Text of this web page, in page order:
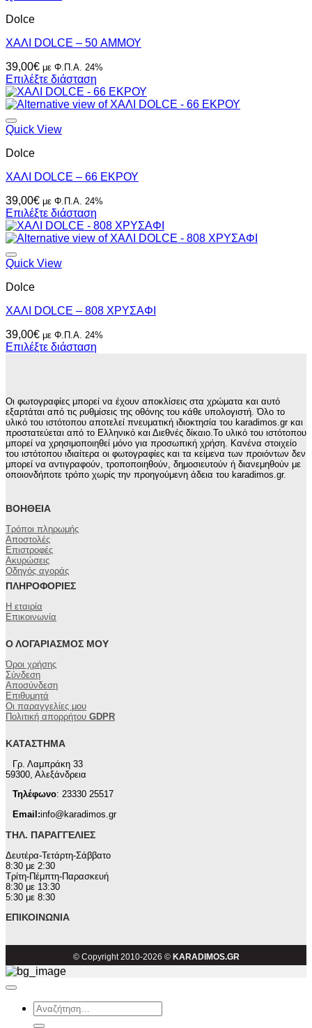
Dolce
ΧΑΛΙ DOLCE – 50 ΑΜΜΟΥ
39,00€ με Φ.Π.Α. 24%
Επιλέξτε διάσταση
Quick View
Dolce
ΧΑΛΙ DOLCE – 66 ΕΚΡΟΥ
39,00€ με Φ.Π.Α. 24%
Επιλέξτε διάσταση
Quick View
Dolce
ΧΑΛΙ DOLCE – 808 ΧΡΥΣΑΦΙ
39,00€ με Φ.Π.Α. 24%
Επιλέξτε διάσταση
Οι φωτογραφίες μπορεί να έχουν αποκλίσεις στα χρώματα και αυτό
εξαρτάται από τις ρυθμίσεις της οθόνης του κάθε υπολογιστή. Όλο το
υλικό του ιστότοπου αποτελεί πνευματική ιδιοκτησία του karadimos.gr και
προστατεύεται από το Ελληνικό και Διεθνές δίκαιο.Το υλικό του ιστότοπου
μπορεί να χρησιμοποιηθεί μόνο για προσωπική χρήση. Κανένα στοιχείο
του ιστότοπου ιδιαίτερα οι φωτογραφίες και τα κείμενα των προιόντων δεν
μπορεί να αντιγραφούν, τροποποιηθούν, δημοσιευτούν ή διανεμηθούν με
οποιονδήποτε τρόπο χωρίς την προηγούμενη άδεια του karadimos.gr.
ΒΟΉΘΕΙΑ
Τρόποι πληρωμής
Αποστολές
Επιστροφές
Ακυρώσεις
Οδηγός αγοράς
ΠΛΗΡΟΦΟΡΊΕΣ
Η εταιρία
Επικοινωνία
Ο ΛΟΓΑΡΙΑΣΜΌΣ ΜΟΥ
Όροι χρήσης
Σύνδεση
Αποσύνδεση
Επιθυμητά
Οι παραγγελίες μου
Πολιτική απορρήτου GDPR
ΚΑΤΆΣΤΗΜΑ
Γρ. Λαμπράκη 33
59300, Αλεξάνδρεια
Τηλέφωνο: 23330 25517
Email:info@karadimos.gr
ΤΗΛ. ΠΑΡΑΓΓΕΛΊΕΣ
Δευτέρα-Τετάρτη-Σάββατο
8:30 με 2:30
Τρίτη-Πέμπτη-Παρασκευή
8:30 με 13:30
5:30 με 8:30
ΕΠΙΚΟΙΝΩΝΊΑ
© Copyright 2010-2026 © KARADIMOS.GR
Αναζήτηση
για: